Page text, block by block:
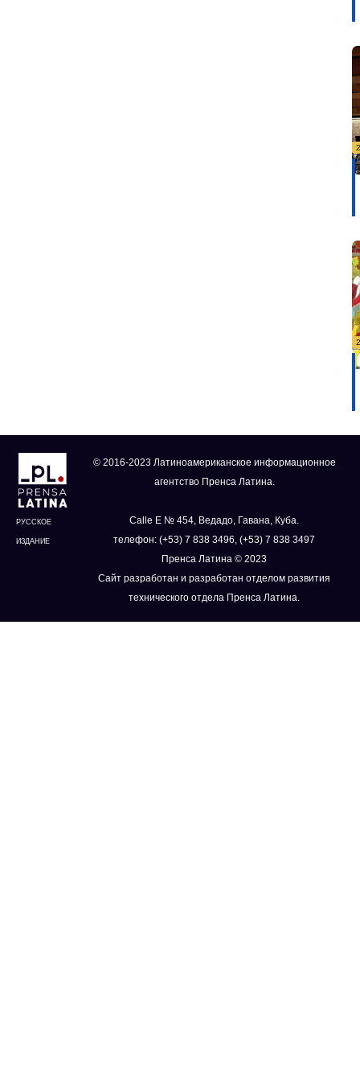
РУССКОЕ
ИЗДАНИЕ
© 2016-2023 Латиноамериканское информационное
агентство Пренса Латина.
Calle E № 454, Ведадо, Гавана, Куба.
телефон: (+53) 7 838 3496, (+53) 7 838 3497
Пренса Латина © 2023
Сайт разработан и разработан отделом развития
технического отдела Пренса Латина.